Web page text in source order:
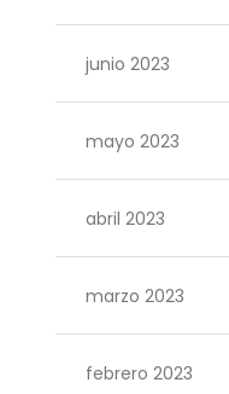
junio 2023
mayo 2023
abril 2023
marzo 2023
febrero 2023